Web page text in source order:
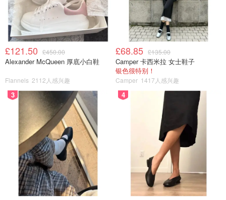
£121.50 £450.00
Alexander McQueen 厚底小白鞋
Flannels 2112人感兴趣
£68.85 £135.00
Camper 卡西米拉 女士鞋子
银色很特别！
Camper 1417人感兴趣
3 4